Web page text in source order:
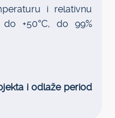
i relativnu
+50°C, do 99%
i odlaže period